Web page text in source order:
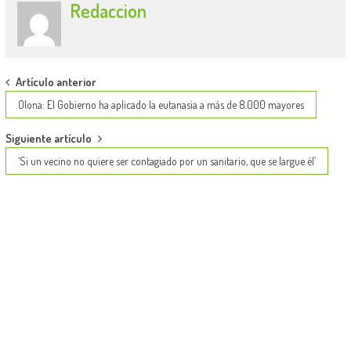
Redaccion
Post
navigation
Artículo anterior
Olona: El Gobierno ha aplicado la eutanasia a más de 8.000 mayores
Siguiente artículo
‘Si un vecino no quiere ser contagiado por un sanitario, que se largue él’